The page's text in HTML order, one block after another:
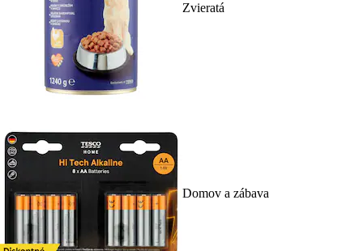
Zvieratá
Domov a zábava